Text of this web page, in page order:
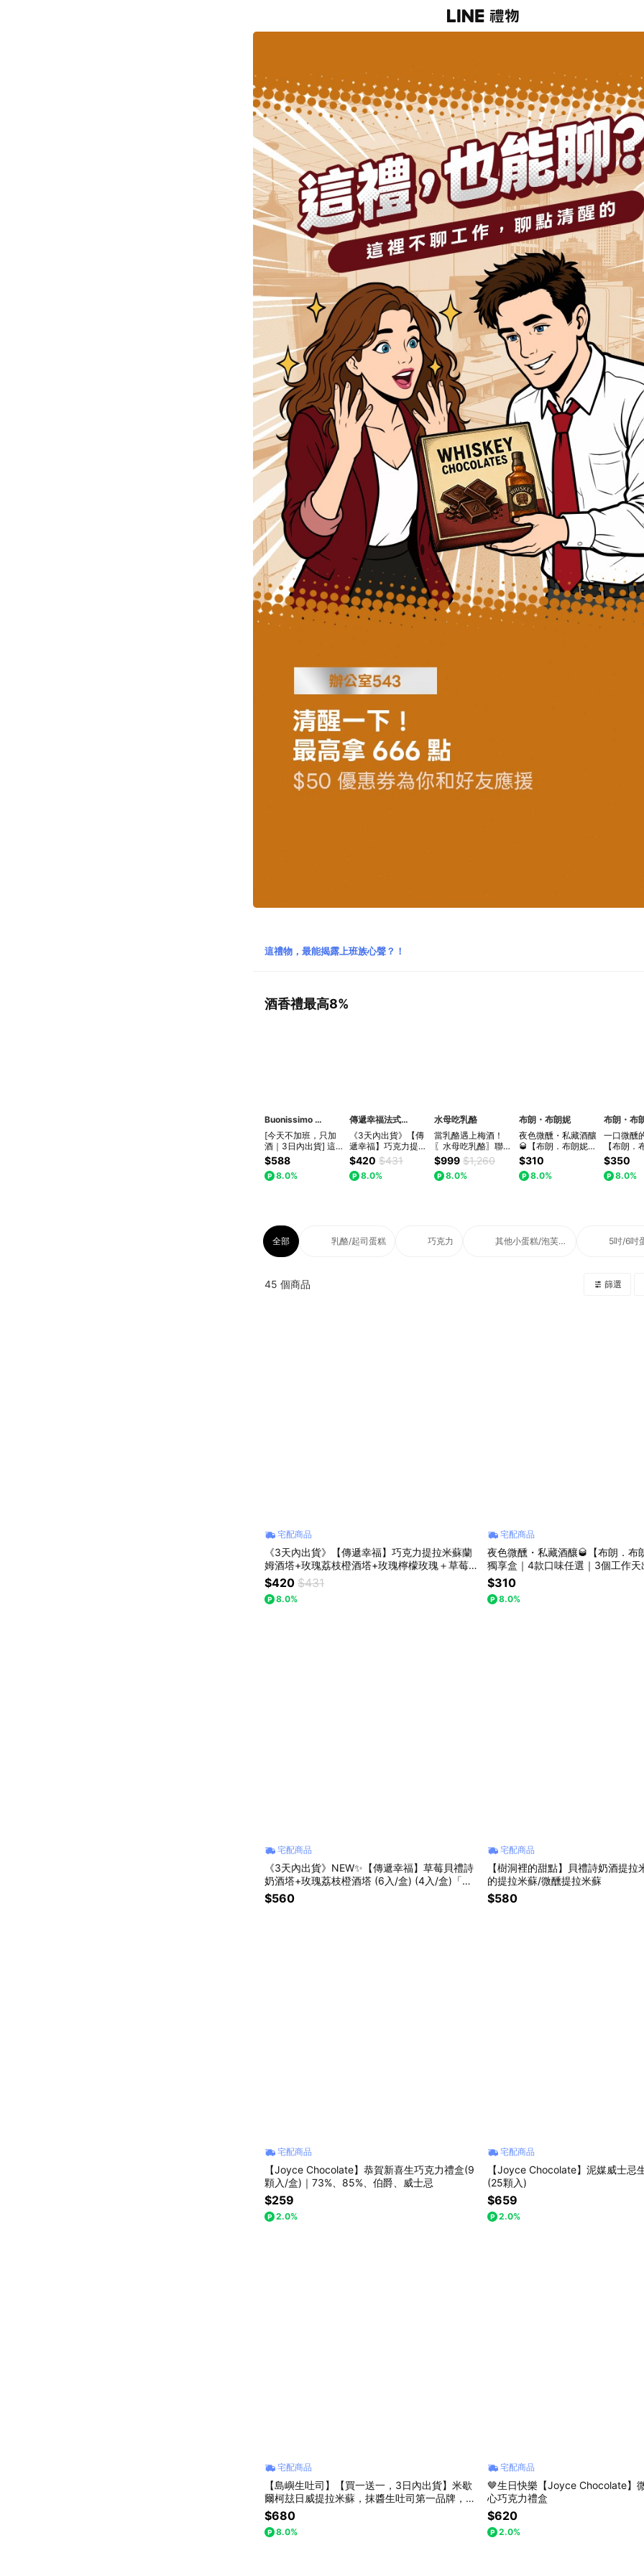
這禮物，最能揭露上班族心聲？！
酒香禮最高8%
Buonissimo 柏尼西蒙
[今天不加班，只加
酒｜3日內出貨] 這
份禮物由你決定☝️!!
【柏尼西蒙】獨享提
拉米蘇2入組（經典
$588
8.0%
傳遞幸福法式甜點
《3天內出貨》【傳
遞幸福】巧克力提拉
米蘇蘭姆酒塔+玫瑰
荔枝橙酒塔+玫瑰檸
檬玫瑰＋草莓乳酪塔
$420 $431
8.0%
水母吃乳酪
當乳酪遇上梅酒！
〖水母吃乳酪〗聯名
虎尾釀-梅子還在醉
生乳酪（梅酒生乳酪
8切)快速出貨⚡ LINE
$999 $1,260
8.0%
布朗・布朗妮
夜色微醺・私藏酒釀
🥃【布朗．布朗妮】
布朗尼獨享盒｜4款
口味任選｜3個工作
天出貨🚚
$310
8.0%
布朗・布
一口微醺
【布朗．
士忌酒釀
盒(115g/
作天出貨
$350
8.0%
全部 乳酪/起司蛋糕 巧克力 其他小蛋糕/泡芙/麵包類 5吋/6吋
45 個商品 篩選
宅配商品
《3天內出貨》【傳遞幸福】巧克力提拉米蘇蘭
姆酒塔+玫瑰荔枝橙酒塔+玫瑰檸檬玫瑰＋草莓乳
酪塔 (4入玫瑰塔禮盒)〔+$299加購玫瑰馬林糖
花束〕「草莓季甜點」「情人
$420 $431
8.0%
宅配商品
夜色微醺・私藏酒釀🥃【布朗．布
獨享盒｜4款口味任選｜3個工作天
$310
8.0%
宅配商品
《3天內出貨》NEW✨【傳遞幸福】草莓貝禮詩
奶酒塔+玫瑰荔枝橙酒塔 (6入/盒) (4入/盒)「母
親節」「生日禮」「情人節玫瑰塔」
$560
宅配商品
【樹洞裡的甜點】貝禮詩奶酒提拉
的提拉米蘇/微醺提拉米蘇
$580
宅配商品
【Joyce Chocolate】恭賀新喜生巧克力禮盒(9
顆入/盒)｜73%、85%、伯爵、威士忌
$259
2.0%
宅配商品
【Joyce Chocolate】泥媒威士忌
(25顆入)
$659
2.0%
宅配商品
【島嶼生吐司】【買一送一，3日內出貨】米歇
爾柯玆日威提拉米蘇，抹醬生吐司第一品牌，父
親節禮物，蛋糕首選！情人節禮物
$680
8.0%
宅配商品
🤎生日快樂【Joyce Chocolate】
心巧克力禮盒
$620
2.0%